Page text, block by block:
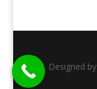
Designed by